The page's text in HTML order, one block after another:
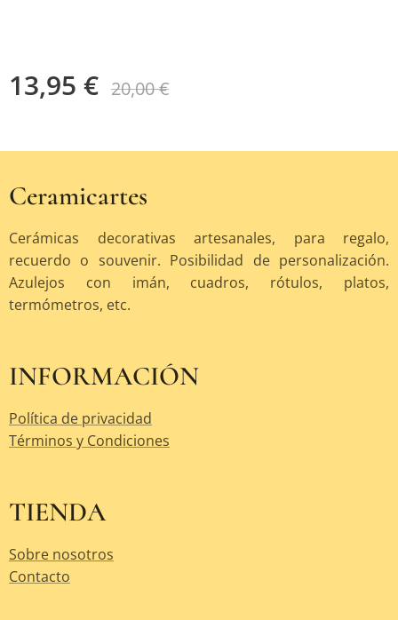
13,95 € 20,00€
Ceramicartes
Cerámicas decorativas artesanales, para regalo,
recuerdo o souvenir. Posibilidad de personalización.
Azulejos con imán, cuadros, rótulos, platos,
termómetros, etc.
INFORMACIÓN
Política de privacidad
Términos y Condiciones
TIENDA
Sobre nosotros
Contacto